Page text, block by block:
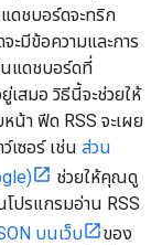
ดชบอร์ดจะทริก
ะมีข้อความและการ
แดชบอร์ดที่
สมอ วิธีนี้จะช่วยให้
น้า ฟีด RSS จะเผย
เซอร์ เช่น ส่วน
ช่วยให้คุณดู
ปรแกรมอ่าน RSS
บนเว็บ
ของ